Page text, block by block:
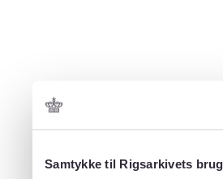
Samtykke til Rigsarkivets